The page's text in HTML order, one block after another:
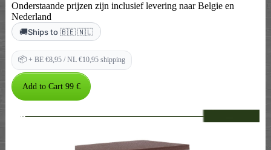
Onderstaande prijzen zijn inclusief levering naar Belgie en
Nederland
🚚Ships to 🇧🇪 🇳🇱
📦 + BE €8,95 / NL €10,95 shipping
--